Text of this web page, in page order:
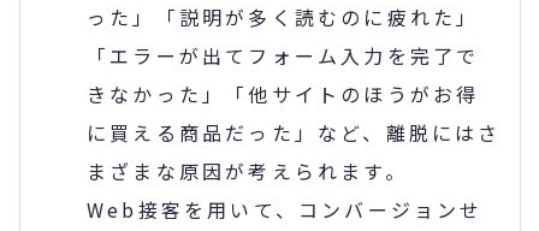
った」「説明が多く読むのに疲れた」
「エラーが出てフォーム入力を完了で
きなかった」「他サイトのほうがお得
に買える商品だった」など、離脱にはさ
まざまな原因が考えられます。
Web接客を用いて、コンバージョンせ